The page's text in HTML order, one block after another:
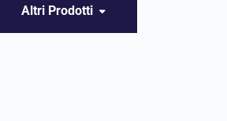
Altri Prodotti